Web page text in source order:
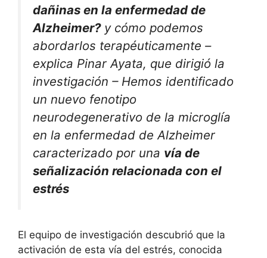
dañinas en la enfermedad de
Alzheimer?y cómo podemos
abordarlos terapéuticamente –
explica Pinar Ayata, que dirigió la
investigación – Hemos identificado
un nuevo fenotipo
neurodegenerativo de la microglía
en la enfermedad de Alzheimer
caracterizado por una vía de
señalización relacionada con el
estrés
El equipo de investigación descubrió que la
activación de esta vía del estrés, conocida